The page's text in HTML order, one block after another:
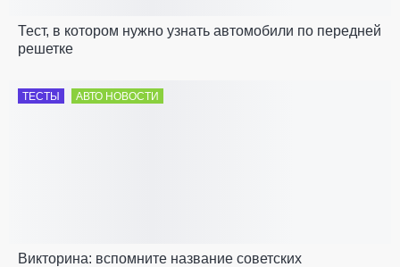
Тест, в котором нужно узнать автомобили по передней
решетке
ТЕСТЫ АВТО НОВОСТИ
Викторина: вспомните название советских